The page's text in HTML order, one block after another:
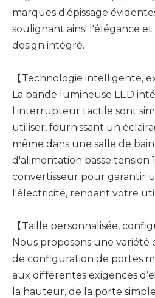
marques d'épissage
soulignant ainsi l'élégance
design intégré.
【Technologie intelligente,
La bande lumineuse LED
l'interrupteur tactile sont
utiliser, fournissant un
même dans une salle de
d'alimentation basse tension
convertisseur pour garantir
l'électricité, rendant votre
【Taille personnalisée,
Nous proposons une variété
de configuration de portes
aux différentes exigences
la hauteur, de la porte